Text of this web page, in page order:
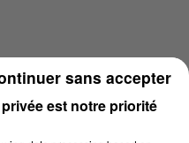
est notre priorité
sans accepter